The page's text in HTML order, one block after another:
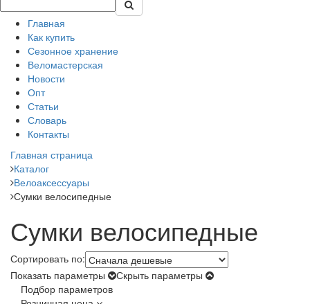
Главная
Как купить
Сезонное хранение
Веломастерская
Новости
Опт
Статьи
Словарь
Контакты
Главная страница
Каталог
Велоаксессуары
Сумки велосипедные
Сумки велосипедные
Сортировать по:
Показать параметры
Скрыть параметры
Подбор параметров